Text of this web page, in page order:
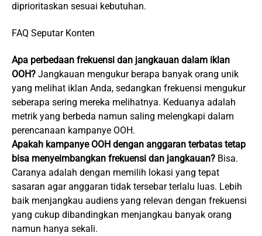
diprioritaskan sesuai kebutuhan.
FAQ Seputar Konten
Apa perbedaan frekuensi dan jangkauan dalam iklan
OOH? Jangkauan mengukur berapa banyak orang unik
yang melihat iklan Anda, sedangkan frekuensi mengukur
seberapa sering mereka melihatnya. Keduanya adalah
metrik yang berbeda namun saling melengkapi dalam
perencanaan kampanye OOH.
Apakah kampanye OOH dengan anggaran terbatas tetap
bisa menyeimbangkan frekuensi dan jangkauan? Bisa.
Caranya adalah dengan memilih lokasi yang tepat
sasaran agar anggaran tidak tersebar terlalu luas. Lebih
baik menjangkau audiens yang relevan dengan frekuensi
yang cukup dibandingkan menjangkau banyak orang
namun hanya sekali.